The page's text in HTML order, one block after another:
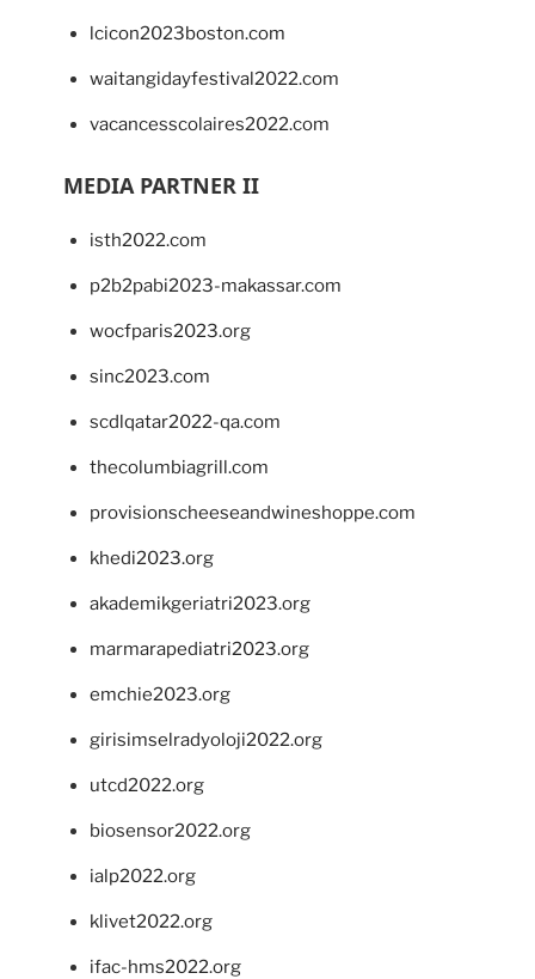
lcicon2023boston.com
waitangidayfestival2022.com
vacancesscolaires2022.com
MEDIA PARTNER II
isth2022.com
p2b2pabi2023-makassar.com
wocfparis2023.org
sinc2023.com
scdlqatar2022-qa.com
thecolumbiagrill.com
provisionscheeseandwineshoppe.com
khedi2023.org
akademikgeriatri2023.org
marmarapediatri2023.org
emchie2023.org
girisimselradyoloji2022.org
utcd2022.org
biosensor2022.org
ialp2022.org
klivet2022.org
ifac-hms2022.org